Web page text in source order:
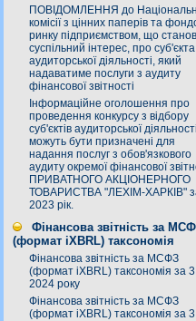
ПОВІДОМЛЕННЯ до
комісії з цінних паперів та
ринку підприємством, що
суспільний інтерес, про суб'єкта
аудиторської діяльності, який
надаватиме послуги з аудиту
фінансової звітності
Інформаційне оголошення про
проведення конкурсу з відбору
суб'єктів аудиторської
можуть бути призначені для
надання послуг з обов'язкового
аудиту окремої фінансової
ПРИВАТНОГО АКЦІОНЕРНОГО
ТОВАРИСТВА "ЛЕХІМ-ХАРКІВ"
2023 рік.
Фінансова звітність за
(формат iXBRL) таксономія
Фінансова звітність за МСФЗ
(формат iXBRL) таксономія за 3
2024 року
Фінансова звітність за МСФЗ
(формат iXBRL) таксономія за 3